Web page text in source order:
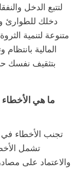
دخلك للطوارئ
متنوعة لتنمية
المالية
بتثقيف نفسك
ما هي
تجنب الأخطاء في
تشمل
والاعتماد على